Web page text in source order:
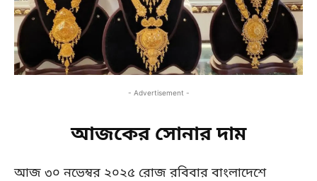
- Advertisement -
আজকের সোনার দাম
আজ ৩০ নভেম্বর ২০২৫ রোজ রবিবার বাংলাদেশে